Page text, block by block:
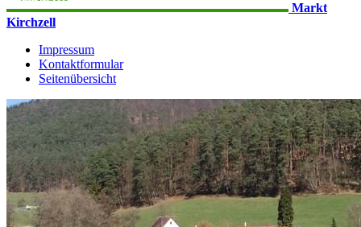
Markt
Kirchzell
Impressum
Kontaktformular
Seitenübersicht